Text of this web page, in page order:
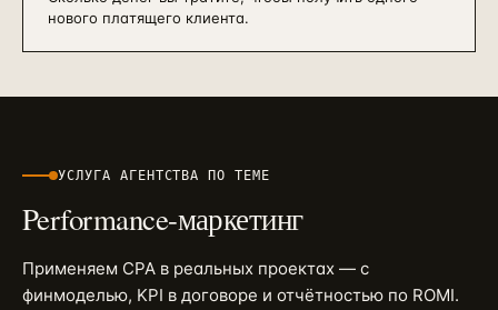
нового платящего клиента.
УСЛУГА АГЕНТСТВА ПО ТЕМЕ
Performance-маркетинг
Применяем CPA в реальных проектах — с
финмоделью, KPI в договоре и отчётностью по ROMI.